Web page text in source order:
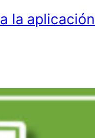
la